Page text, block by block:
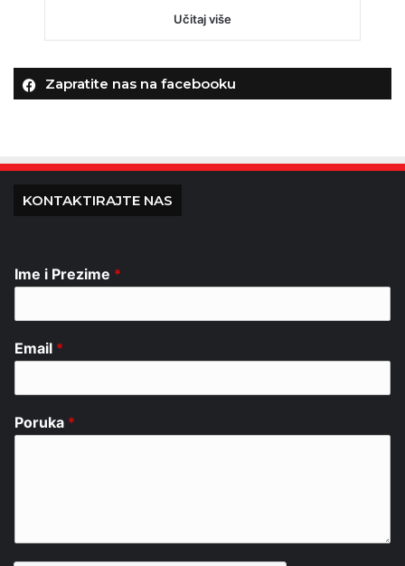
Učitaj više
Zapratite nas na facebooku
KONTAKTIRAJTE NAS
Ime i Prezime *
Email *
Poruka *